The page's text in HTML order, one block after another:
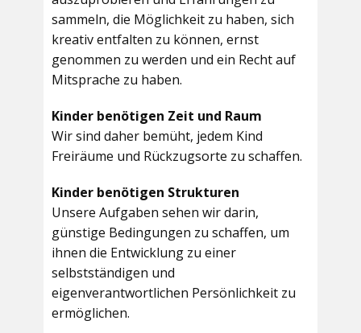
sammeln, die Möglichkeit zu haben, sich
kreativ entfalten zu können, ernst
genommen zu werden und ein Recht auf
Mitsprache zu haben.
Kinder benötigen Zeit und Raum
Wir sind daher bemüht, jedem Kind
Freiräume und Rückzugsorte zu schaffen.
Kinder benötigen Strukturen
Unsere Aufgaben sehen wir darin,
günstige Bedingungen zu schaffen, um
ihnen die Entwicklung zu einer
selbstständigen und
eigenverantwortlichen Persönlichkeit zu
ermöglichen.